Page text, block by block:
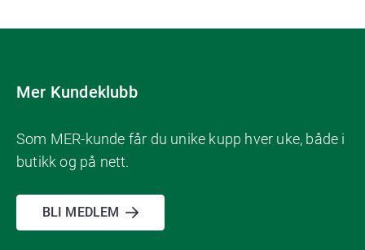
Mer Kundeklubb
Som MER-kunde får du unike kupp hver uke, både i
butikk og på nett.
BLI MEDLEM